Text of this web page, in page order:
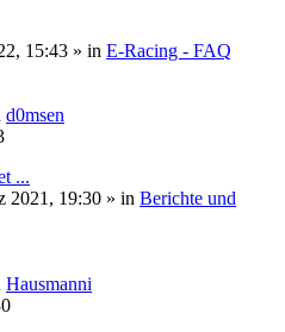
15:43 » in E-Racing - FAQ
d0msen
...
2021, 19:30 » in Berichte und
Hausmanni